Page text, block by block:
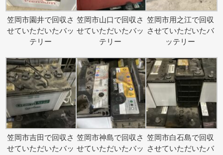
笠岡市園井で回収さ
せていただいたバッ
テリー
笠岡市山口で回収さ
せていただいたバッ
テリー
笠岡市用之江で回収
させていただいたバ
ッテリー
笠岡市吉田で回収さ
せていただいたバッ
笠岡市神島で回収さ
せていただいたバッ
笠岡市白石島で回収
させていただいたバ